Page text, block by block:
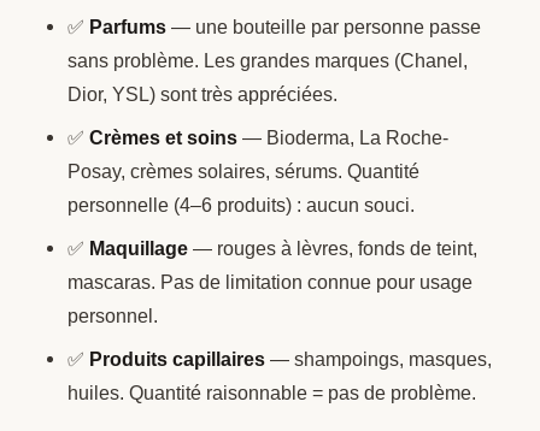
✅ Parfums — une bouteille par personne passe
sans problème. Les grandes marques (Chanel,
Dior, YSL) sont très appréciées.
✅ Crèmes et soins — Bioderma, La Roche-
Posay, crèmes solaires, sérums. Quantité
personnelle (4–6 produits) : aucun souci.
✅ Maquillage — rouges à lèvres, fonds de teint,
mascaras. Pas de limitation connue pour usage
personnel.
✅ Produits capillaires — shampoings, masques,
huiles. Quantité raisonnable = pas de problème.